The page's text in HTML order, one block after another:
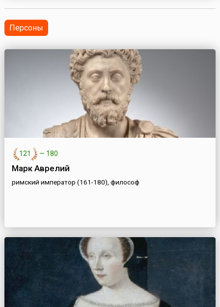
годы в СССР началось массовое выселение целых
народо...
Персоны
121 — 180
Марк Аврелий
римский император (161-180), философ